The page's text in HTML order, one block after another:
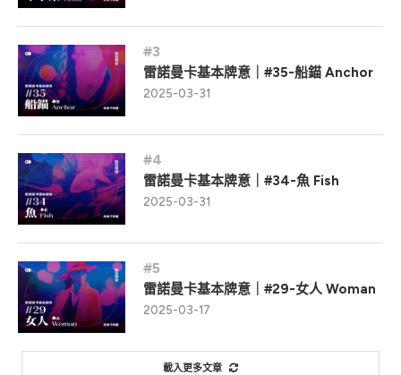
雷諾曼卡基本牌意｜#35-船錨 Anchor
2025-03-31
雷諾曼卡基本牌意｜#34-魚 Fish
2025-03-31
雷諾曼卡基本牌意｜#29-女人 Woman
2025-03-17
載入更多文章